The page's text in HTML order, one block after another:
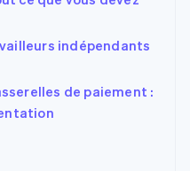
indépendants
de paiement :